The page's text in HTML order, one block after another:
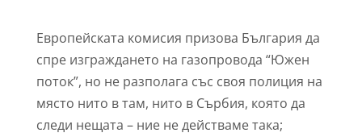
Европейската комисия призова България да
спре изграждането на газопровода “Южен
поток”, но не разполага със своя полиция на
място нито в там, нито в Сърбия, която да
следи нещата – ние не действаме така;